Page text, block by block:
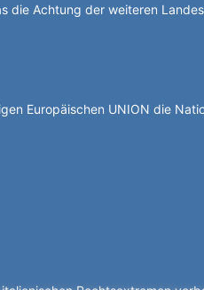
die Achtung der weiteren
Europäischen UNION die